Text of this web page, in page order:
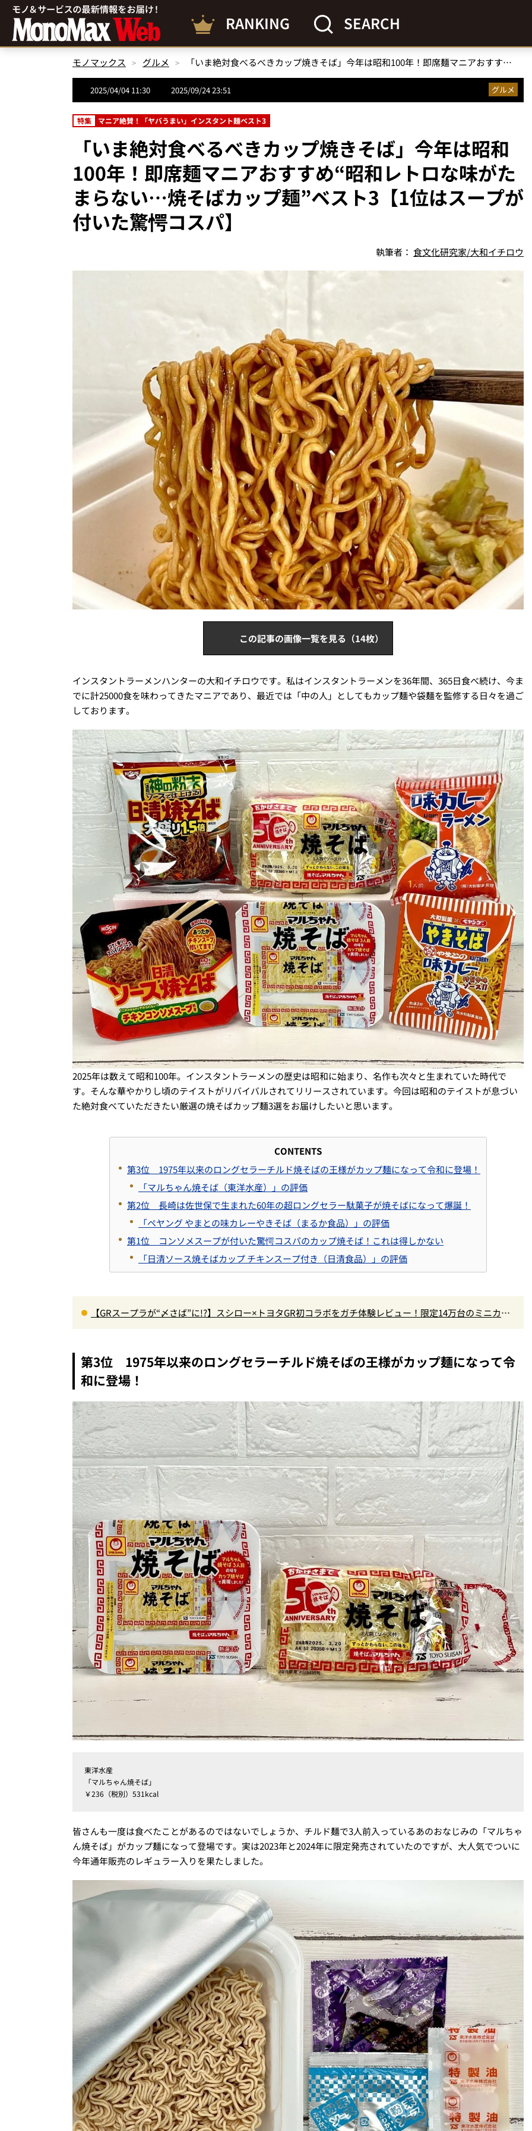
RANKING SEARCH
モノマックス グルメ 「いま絶対食べるべきカップ焼きそば」今年は昭和100年！即席麺マニアおすすめ“昭和レトロな味がたまらない…焼そばカップ麺”ベスト3【1位はスープが付いた驚愕コスパ】
2025/04/04 11:30 2025/09/24 23:51 グルメ
特集 マニア絶賛！「ヤバうまい」インスタント麺ベスト3
「いま絶対食べるべきカップ焼きそば」今年は昭和
100年！即席麺マニアおすすめ“昭和レトロな味がた
まらない…焼そばカップ麺”ベスト3【1位はスープが
付いた驚愕コスパ】
執筆者： 食文化研究家/大和イチロウ
この記事の画像一覧を見る（14枚）
インスタントラーメンハンターの大和イチロウです。私はインスタントラーメンを36年間、365日食べ続け、今ま
でに計25000食を味わってきたマニアであり、最近では「中の人」としてもカップ麺や袋麺を監修する日々を過ご
しております。
2025年は数えて昭和100年。インスタントラーメンの歴史は昭和に始まり、名作も次々と生まれていた時代で
す。そんな華やかりし頃のテイストがリバイバルされてリリースされています。今回は昭和のテイストが息づい
た絶対食べていただきたい厳選の焼そばカップ麺3選をお届けしたいと思います。
CONTENTS
第3位 1975年以来のロングセラーチルド焼そばの王様がカップ麺になって令和に登場！
「マルちゃん焼そば（東洋水産）」の評価
第2位 長崎は佐世保で生まれた60年の超ロングセラー駄菓子が焼そばになって爆誕！
「ペヤング やまとの味カレーやきそば（まるか食品）」の評価
第1位 コンソメスープが付いた驚愕コスパのカップ焼そば！これは得しかない
「日清ソース焼そばカップ チキンスープ付き（日清食品）」の評価
【GRスープラが“〆さば”に!?】スシロー×トヨタGR初コラボをガチ体験レビュー！限定14万台のミニカー
第3位 1975年以来のロングセラーチルド焼そばの王様がカップ麺になって令
和に登場！
東洋水産
「マルちゃん焼そば」
￥236（税別）531kcal
皆さんも一度は食べたことがあるのではないでしょうか、チルド麺で3人前入っているあのおなじみの「マルちゃ
ん焼そば」がカップ麺になって登場です。実は2023年と2024年に限定発売されていたのですが、大人気でついに
今年通年販売のレギュラー入りを果たしました。